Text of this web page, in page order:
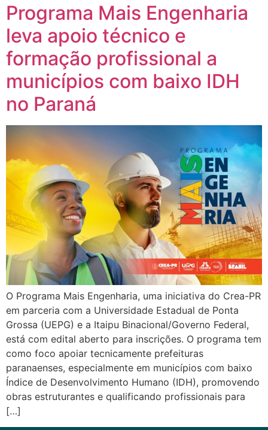
Programa Mais Engenharia
leva apoio técnico e
formação profissional a
municípios com baixo IDH
no Paraná
O Programa Mais Engenharia, uma iniciativa do Crea-PR
em parceria com a Universidade Estadual de Ponta
Grossa (UEPG) e a Itaipu Binacional/Governo Federal,
está com edital aberto para inscrições. O programa tem
como foco apoiar tecnicamente prefeituras
paranaenses, especialmente em municípios com baixo
Índice de Desenvolvimento Humano (IDH), promovendo
obras estruturantes e qualificando profissionais para
[…]